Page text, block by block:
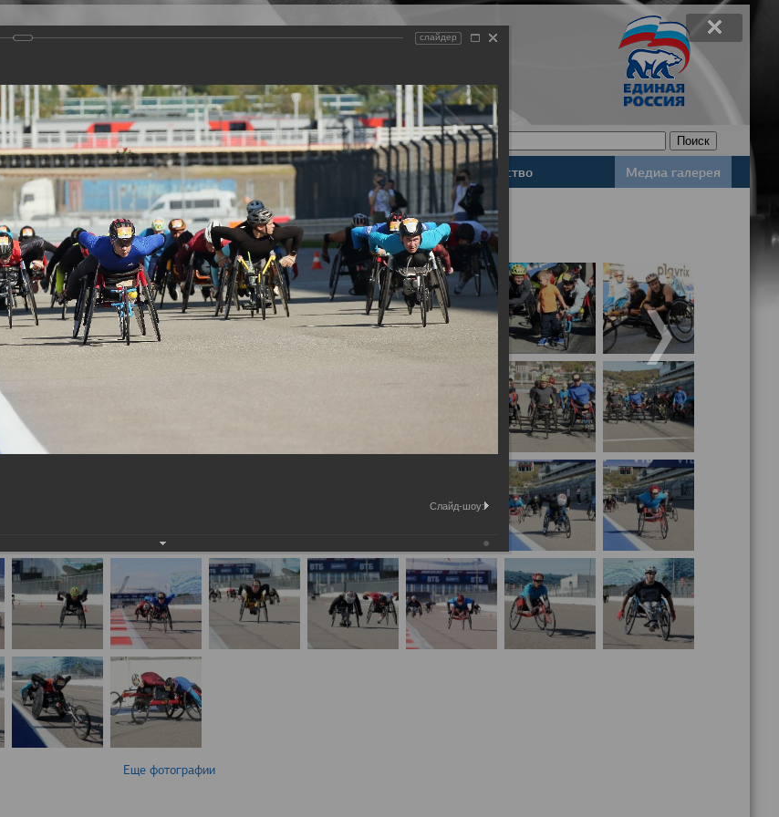
Задать вопрос
Версия для слабовидящих
Деятельность Базы данных Законодательство Медиа галерея
Еще фотографии
слайдер
Слайд-шоу: